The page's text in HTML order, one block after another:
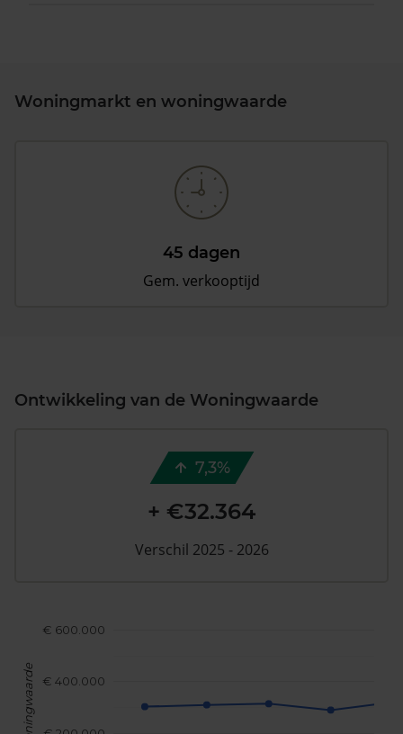
Woningmarkt en woningwaarde
45 dagen
Gem. verkooptijd
Ontwikkeling van de Woningwaarde
€ 400.000
€ 600.000
Woningwaarde
7,3%
+ €32.364
Verschil 2025 - 2026